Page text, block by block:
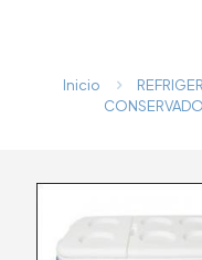
Inicio